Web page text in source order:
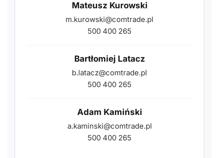
Mateusz Kurowski
m.kurowski@comtrade.pl
500 400 265
Bartłomiej Latacz
b.latacz@comtrade.pl
500 400 265
Adam Kamiński
a.kaminski@comtrade.pl
500 400 265